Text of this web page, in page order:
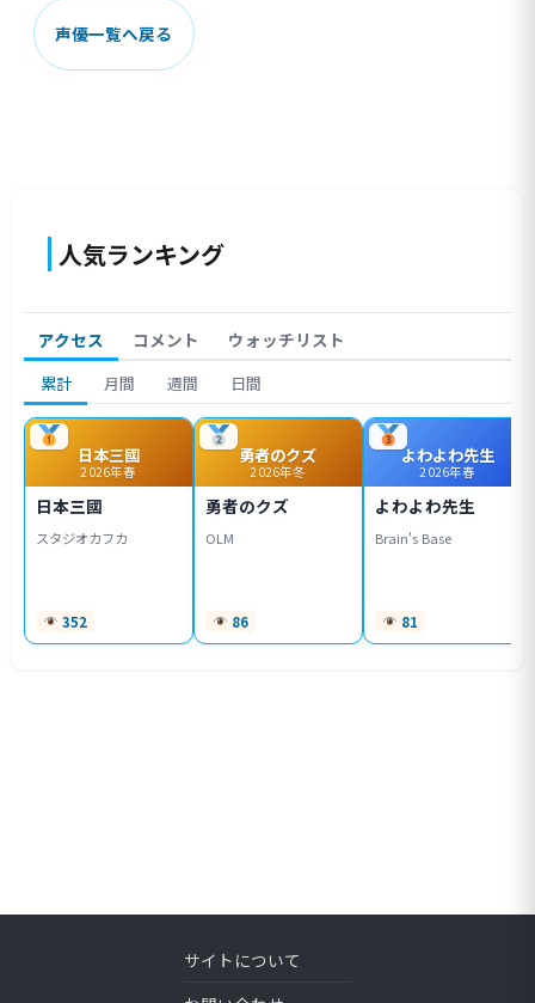
声優一覧へ戻る
人気ランキング
アクセス コメント ウォッチリスト
累計 月間 週間 日間
日本三國
2026年春
日本三國
スタジオカフカ
352
勇者のクズ
2026年冬
勇者のクズ
OLM
86
よわよわ先生
2026年春
よわよわ先生
Brain's Base
81
サイトについて